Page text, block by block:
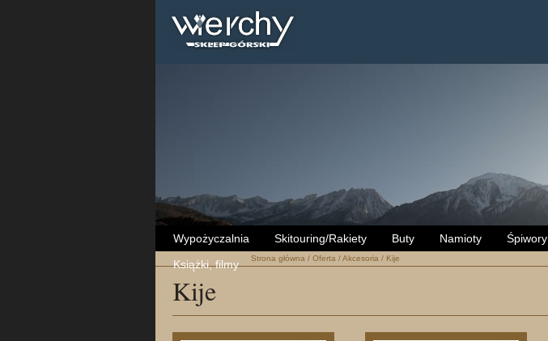
Wypożyczalnia Skitouring/Rakiety Buty Namioty Śpiwory
Książki, filmy
Strona główna / Oferta /Akcesoria / Kije
Kije